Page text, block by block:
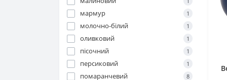
Глечики
Бульйонниці
Блюдця
Вази
мармур 1
молочно-білий 1
оливковий 1
пісочний 1
персиковий 1
помаранчевий 8